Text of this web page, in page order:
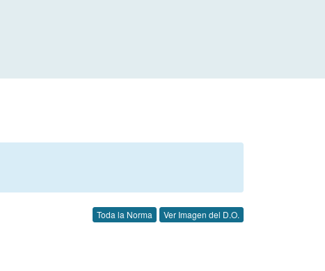
Toda la Norma Ver Imagen del D.O.